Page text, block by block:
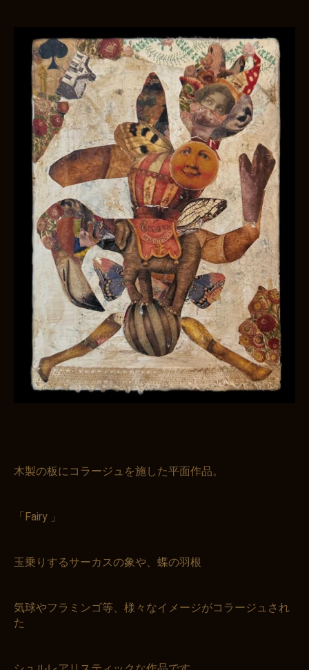
木製の板にコラージュを施した平面作品。
「Fairy 」
玉乗りするサーカスの象や、蝶の羽根
気球やフラミンゴ等、様々なイメージがコラージュされ
た